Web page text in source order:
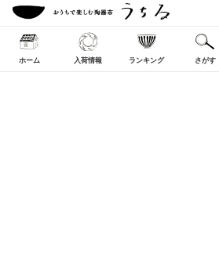
ホーム 入荷情報 ランキング さがす